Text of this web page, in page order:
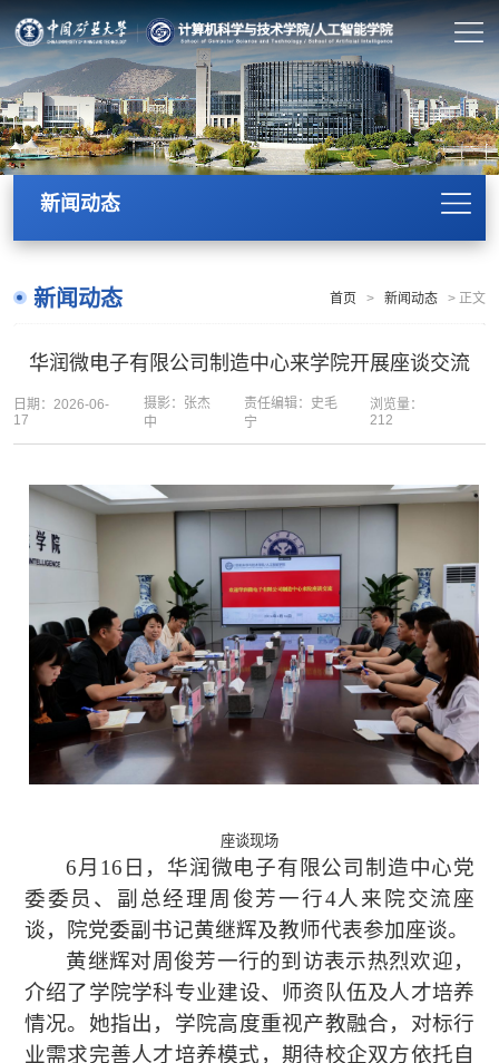
新闻动态
新闻动态 首页 > 新闻动态 >正文
华润微电子有限公司制造中心来学院开展座谈交流
日期：2026-06-
17
摄影：张杰
中
责任编辑：史毛
宁
浏览量：
212
座谈现场
6月16日，华润微电子有限公司制造中心党
委委员、副总经理周俊芳一行4人 来院交流座
谈，
院党委副书记黄继辉及教师代表参加座谈。
黄继辉对周俊芳一行的到访表示热烈欢迎，
介绍了学院学科专业建设、师资队伍及人才培养
情况。 她指出 ， 学院高度重视产教融合，对标行
业需求完善人才培养模式，期待校企双方依托自